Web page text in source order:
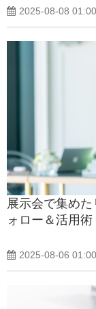
2025-08-08 01:00
展示会で集め
ォロー＆活用術
2025-08-06 01:00